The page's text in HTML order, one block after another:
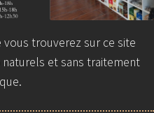
trouverez sur ce site
naturels et sans traitement